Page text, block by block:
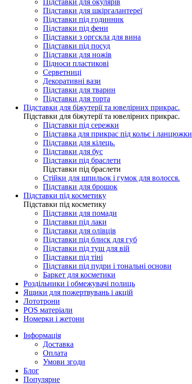
Підставки для окулярів
Підставки для шкіргалантереї
Підставки під годинник
Підставки під фени
Підставки з оргскла для вина
Підставки під посуд
Підставки для ножів
Підноси пластикові
Серветниці
Декоративні вази
Підставки для тварин
Підставки для торта
Підставки для біжутерії та ювелірниx прикрас.
Підставки для біжутерії та ювелірниx прикрас.
Підставки під сережки
Підставка для прикрас під кольє і ланцюжки
Підставки для кілець.
Підставки для бус
Підставки під браслети
Підставки під браслети
Стійки для шпильок і гумок для волосся.
Підставки для брошок
Підставки під косметику
Підставки під косметику
Підставки для помади
Підставки під лаки
Підставки для олівців
Підставки під блиск для губ
Підставки під туш для вій
Підставки під тіні
Підставки під пудри і тональні основи
Баркет для косметики
Роздільники і обмежувачі полиць
Ящики для пожертвувань і акцій
Лототрони
POS матеріали
Номерки і жетони
Інформація
Доставка
Оплата
Умови згоди
Блог
Популярне